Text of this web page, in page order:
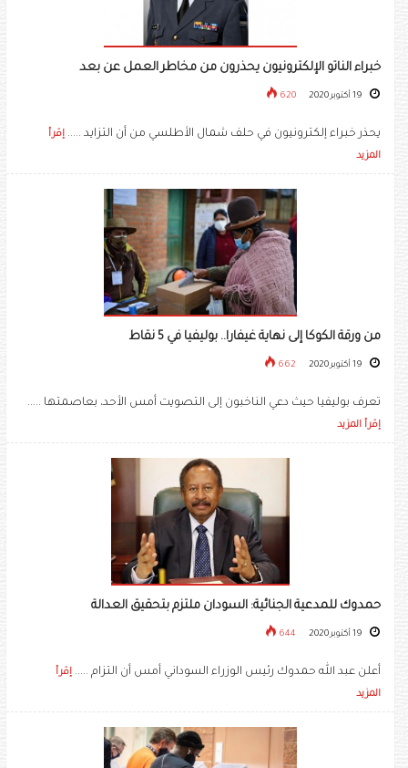
خبراء الناتو الإلكترونيون يحذرون من مخاطر العمل عن بعد
620
يحذر خبراء إلكترونيون في حلف شمال الأطلسي من أن التزايد ..... إقرأ
المزيد
من ورقة الكوكا إلى نهاية غيفارا.. بوليفيا في 5 نقاط
662
تعرف بوليفيا حيث دعي الناخبون إلى التصويت أمس الأحد، بعاصمتها .....
إقرأ المزيد
حمدوك للمدعية الجنائية: السودان ملتزم بتحقيق العدالة
644
أعلن عبد الله حمدوك رئيس الوزراء السوداني أمس أن التزام ..... إقرأ
المزيد